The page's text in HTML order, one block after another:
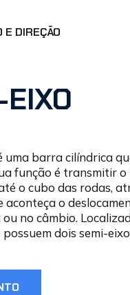
E DIREÇÃO
uma barra cilíndrica
função é transmitir
o cubo das rodas,
aconteça o
no câmbio.
dois semi-